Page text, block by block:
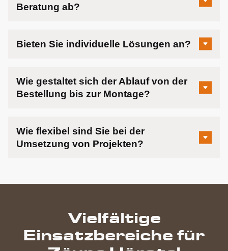
Beratung ab?
Bieten Sie individuelle Lösungen an?
Wie gestaltet sich der Ablauf von der
Bestellung bis zur Montage?
Wie flexibel sind Sie bei der
Umsetzung von Projekten?
Vielfältige
Einsatzbereiche für